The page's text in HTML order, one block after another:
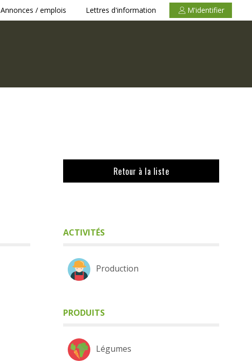
Annonces / emplois Lettres d'information M'identifier
Retour à la liste
ACTIVITÉS
Production
PRODUITS
Légumes